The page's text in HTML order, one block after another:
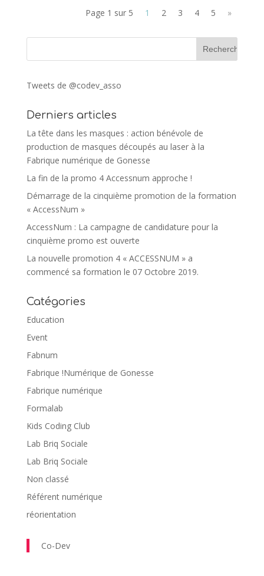
Page 1 sur 5 1 2 3 4 5 »
Tweets de @codev_asso
Derniers articles
La tête dans les masques : action bénévole de
production de masques découpés au laser à la
Fabrique numérique de Gonesse
La fin de la promo 4 Accessnum approche !
Démarrage de la cinquième promotion de la formation
« AccessNum »
AccessNum : La campagne de candidature pour la
cinquième promo est ouverte
La nouvelle promotion 4 « ACCESSNUM » a
commencé sa formation le 07 Octobre 2019.
Catégories
Education
Event
Fabnum
Fabrique !Numérique de Gonesse
Fabrique numérique
Formalab
Kids Coding Club
Lab Briq Sociale
Lab Briq Sociale
Non classé
Référent numérique
réorientation
Co-Dev